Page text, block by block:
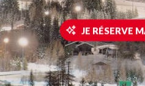
JE RÉSERVE